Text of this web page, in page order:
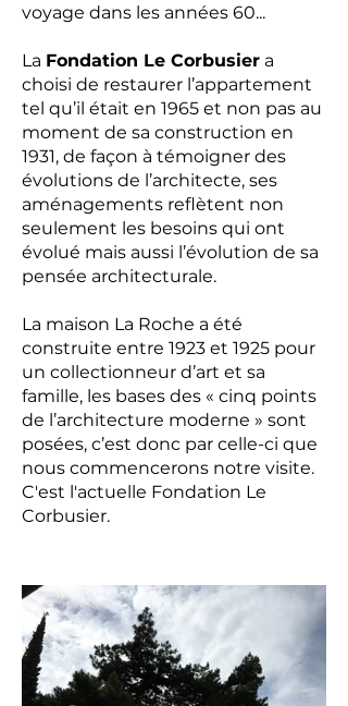
voyage dans les années 60...
La Fondation Le Corbusier a
choisi de restaurer l’appartement
tel qu’il était en 1965 et non pas au
moment de sa construction en
1931, de façon à témoigner des
évolutions de l’architecte, ses
aménagements reflètent non
seulement les besoins qui ont
évolué mais aussi l’évolution de sa
pensée architecturale.
La maison La Roche a été
construite entre 1923 et 1925 pour
un collectionneur d’art et sa
famille, les bases des « cinq points
de l’architecture moderne » sont
posées, c’est donc par celle-ci que
nous commencerons notre visite.
C'est l'actuelle Fondation Le
Corbusier.